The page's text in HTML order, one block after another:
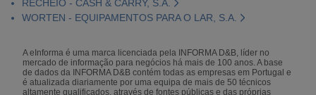
RECHEIO - CASH & CARRY, S.A.
WORTEN - EQUIPAMENTOS PARA O LAR, S.A.
A eInforma é uma marca licenciada pela INFORMA D&B, líder no
mercado de informação para negócios há mais de 100 anos. A base
de dados da INFORMA D&B contém todas as empresas em Portugal e
é atualizada diariamente por uma equipa de mais de 50 técnicos
altamente qualificados, através de fontes públicas e das próprias